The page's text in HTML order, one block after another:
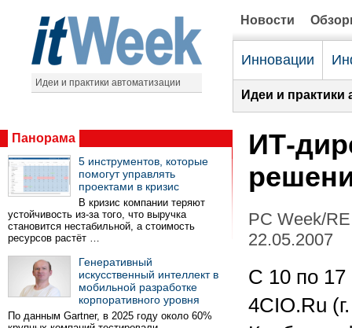
Идеи и практики автоматизации
Новости
Инновации
Идеи и практики
Панорама
5 инструментов, которые
помогут управлять
проектами в кризис
В кризис компании теряют
устойчивость из-за того, что выручка
становится нестабильной, а стоимость
ресурсов растёт …
Генеративный
искусственный интеллект в
мобильной разработке
корпоративного уровня
По данным Gartner, в 2025 году около 60%
ИТ-
PC Week/
22.05.2007
С 10 по
4CIO.Ru